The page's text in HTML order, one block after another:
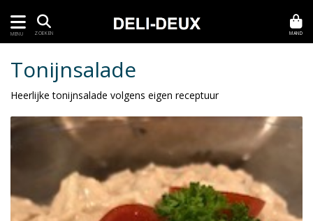
MENU ZOEKEN MAND
Tonijnsalade
Heerlijke tonijnsalade volgens eigen receptuur